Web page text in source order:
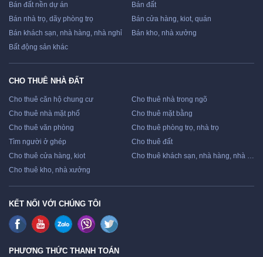
Bán đất nền dự án
Bán đất
Bán nhà trọ, dãy phòng trọ
Bán cửa hàng, kiot, quán
Bán khách sạn, nhà hàng, nhà nghỉ
Bán kho, nhà xưởng
Bất động sản khác
CHO THUÊ NHÀ ĐẤT
Cho thuê căn hộ chung cư
Cho thuê nhà trong ngõ
Cho thuê nhà mặt phố
Cho thuê mặt bằng
Cho thuê văn phòng
Cho thuê phòng trọ, nhà trọ
Tìm người ở ghép
Cho thuê đất
Cho thuê cửa hàng, kiot
Cho thuê khách sạn, nhà hàng, nhà nghỉ
Cho thuê kho, nhà xưởng
KẾT NỐI VỚI CHÚNG TÔI
PHƯƠNG THỨC THANH TOÁN